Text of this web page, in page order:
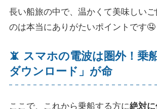
長い船旅の中で、温かくて美味しい
のは本当にありがたいポイントです🤤
📵 スマホの電波は圏外！乗
ダウンロード」が命
ここで、これから乗船する方に絶対